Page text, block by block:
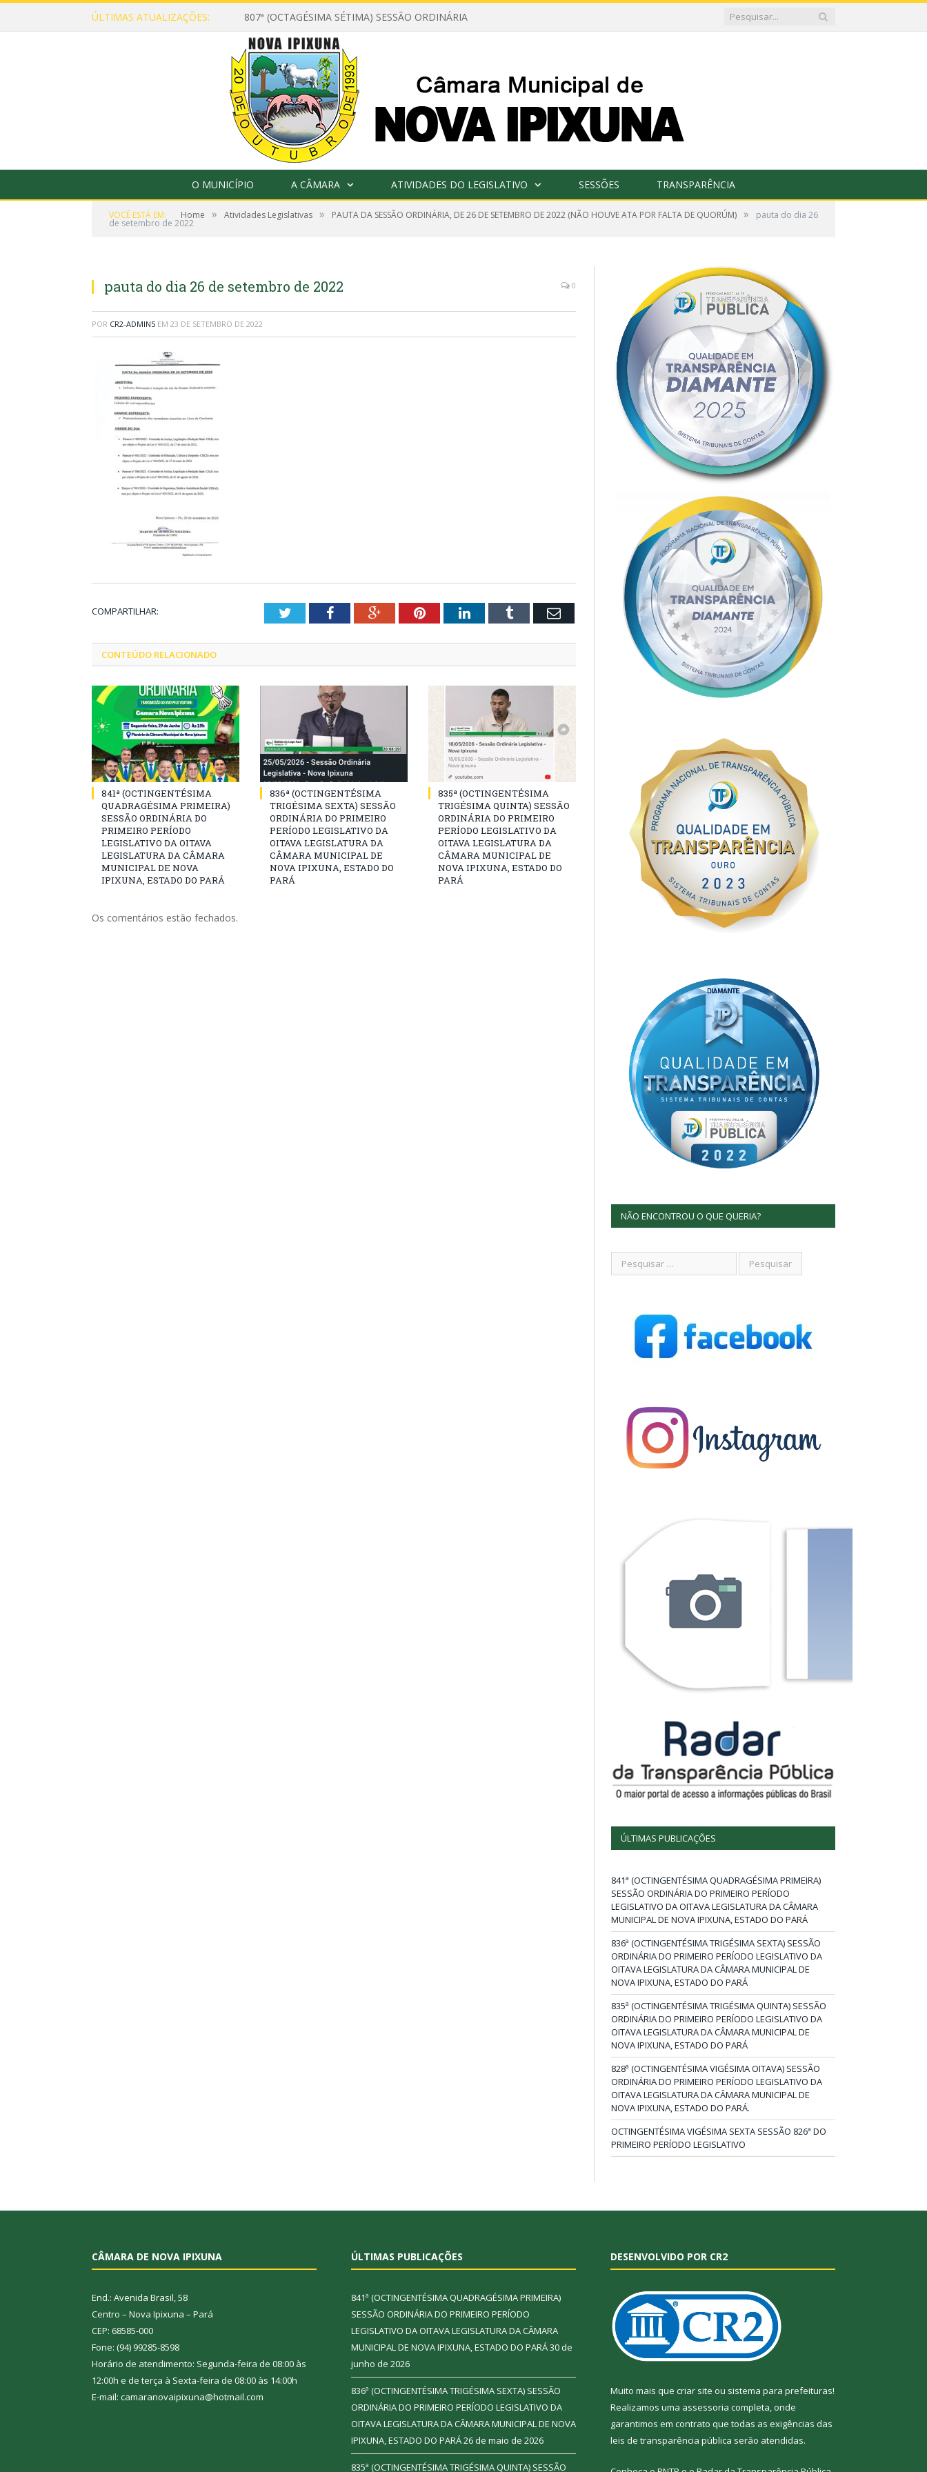
ÚLTIMAS ATUALIZAÇÕES: 807ª (OCTAGÉSIMA SÉTIMA) SESSÃO ORDINÁRIA
O MUNICÍPIO A CÂMARA ATIVIDADES DO LEGISLATIVO SESSÕES TRANSPARÊNCIA
VOCÊ ESTÁ EM: Home » Atividades Legislativas » PAUTA DA SESSÃO ORDINÁRIA, DE 26 DE SETEMBRO DE 2022 (NÃO HOUVE ATA POR FALTA DE QUORÚM) » pauta do dia 26
de setembro de 2022
pauta do dia 26 de setembro de 2022 0
POR CR2-ADMIN5 EM 23 DE SETEMBRO DE 2022
COMPARTILHAR: TwitterFacebookGoogle+PinterestLinkedInTumblr Email
CONTEÚDO RELACIONADO
841ª (OCTINGENTÉSIMA
QUADRAGÉSIMA PRIMEIRA)
SESSÃO ORDINÁRIA DO
PRIMEIRO PERÍODO
LEGISLATIVO DA OITAVA
LEGISLATURA DA CÂMARA
MUNICIPAL DE NOVA
IPIXUNA, ESTADO DO PARÁ
836ª (OCTINGENTÉSIMA
TRIGÉSIMA SEXTA) SESSÃO
ORDINÁRIA DO PRIMEIRO
PERÍODO LEGISLATIVO DA
OITAVA LEGISLATURA DA
CÂMARA MUNICIPAL DE
NOVA IPIXUNA, ESTADO DO
PARÁ
835ª (OCTINGENTÉSIMA
TRIGÉSIMA QUINTA) SESSÃO
ORDINÁRIA DO PRIMEIRO
PERÍODO LEGISLATIVO DA
OITAVA LEGISLATURA DA
CÂMARA MUNICIPAL DE
NOVA IPIXUNA, ESTADO DO
PARÁ
Os comentários estão fechados.
NÃO ENCONTROU O QUE QUERIA?
ÚLTIMAS PUBLICAÇÕES
841ª (OCTINGENTÉSIMA QUADRAGÉSIMA PRIMEIRA)
SESSÃO ORDINÁRIA DO PRIMEIRO PERÍODO
LEGISLATIVO DA OITAVA LEGISLATURA DA CÂMARA
MUNICIPAL DE NOVA IPIXUNA, ESTADO DO PARÁ
836ª (OCTINGENTÉSIMA TRIGÉSIMA SEXTA) SESSÃO
ORDINÁRIA DO PRIMEIRO PERÍODO LEGISLATIVO DA
OITAVA LEGISLATURA DA CÂMARA MUNICIPAL DE
NOVA IPIXUNA, ESTADO DO PARÁ
835ª (OCTINGENTÉSIMA TRIGÉSIMA QUINTA) SESSÃO
ORDINÁRIA DO PRIMEIRO PERÍODO LEGISLATIVO DA
OITAVA LEGISLATURA DA CÂMARA MUNICIPAL DE
NOVA IPIXUNA, ESTADO DO PARÁ
828ª (OCTINGENTÉSIMA VIGÉSIMA OITAVA) SESSÃO
ORDINÁRIA DO PRIMEIRO PERÍODO LEGISLATIVO DA
OITAVA LEGISLATURA DA CÂMARA MUNICIPAL DE
NOVA IPIXUNA, ESTADO DO PARÁ.
OCTINGENTÉSIMA VIGÉSIMA SEXTA SESSÃO 826ª DO
PRIMEIRO PERÍODO LEGISLATIVO
CÂMARA DE NOVA IPIXUNA
End.: Avenida Brasil, 58
Centro – Nova Ipixuna – Pará
CEP: 68585-000
Fone: (94) 99285-8598
Horário de atendimento: Segunda-feira de 08:00 às
12:00h e de terça à Sexta-feira de 08:00 às 14:00h
E-mail: camaranovaipixuna@hotmail.com
ÚLTIMAS PUBLICAÇÕES
841ª (OCTINGENTÉSIMA QUADRAGÉSIMA PRIMEIRA)
SESSÃO ORDINÁRIA DO PRIMEIRO PERÍODO
LEGISLATIVO DA OITAVA LEGISLATURA DA CÂMARA
MUNICIPAL DE NOVA IPIXUNA, ESTADO DO PARÁ30 de
junho de 2026
836ª (OCTINGENTÉSIMA TRIGÉSIMA SEXTA) SESSÃO
ORDINÁRIA DO PRIMEIRO PERÍODO LEGISLATIVO DA
OITAVA LEGISLATURA DA CÂMARA MUNICIPAL DE NOVA
IPIXUNA, ESTADO DO PARÁ26 de maio de 2026
835ª (OCTINGENTÉSIMA TRIGÉSIMA QUINTA) SESSÃO
DESENVOLVIDO POR CR2
Muito mais que criar site ou sistema para prefeituras!
Realizamos uma assessoria completa, onde
garantimos em contrato que todas as exigências das
leis de transparência pública serão atendidas.